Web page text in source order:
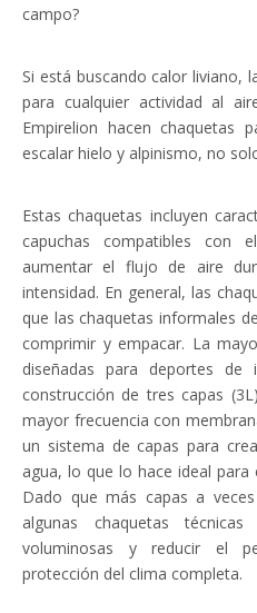
campo?
Si está buscando calor liviano,
para cualquier actividad al
Empirelion hacen chaquetas
escalar hielo y alpinismo, no
Estas chaquetas incluyen
capuchas compatibles con
aumentar el flujo de aire
intensidad. En general, las
que las chaquetas informales
comprimir y empacar. La
diseñadas para deportes de
construcción de tres capas
mayor frecuencia con
un sistema de capas para
agua, lo que lo hace ideal para
Dado que más capas a
algunas chaquetas
voluminosas y reducir el
protección del clima completa.